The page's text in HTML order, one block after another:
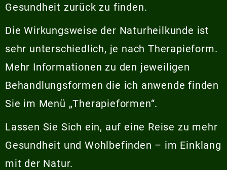
Gesundheit zurück zu finden.
Die Wirkungsweise der Naturheilkunde ist
sehr unterschiedlich, je nach Therapieform.
Mehr Informationen zu den jeweiligen
Behandlungsformen die ich anwende finden
Sie im Menü „Therapieformen“.
Lassen Sie Sich ein, auf eine Reise zu mehr
Gesundheit und Wohlbefinden – im Einklang
mit der Natur.